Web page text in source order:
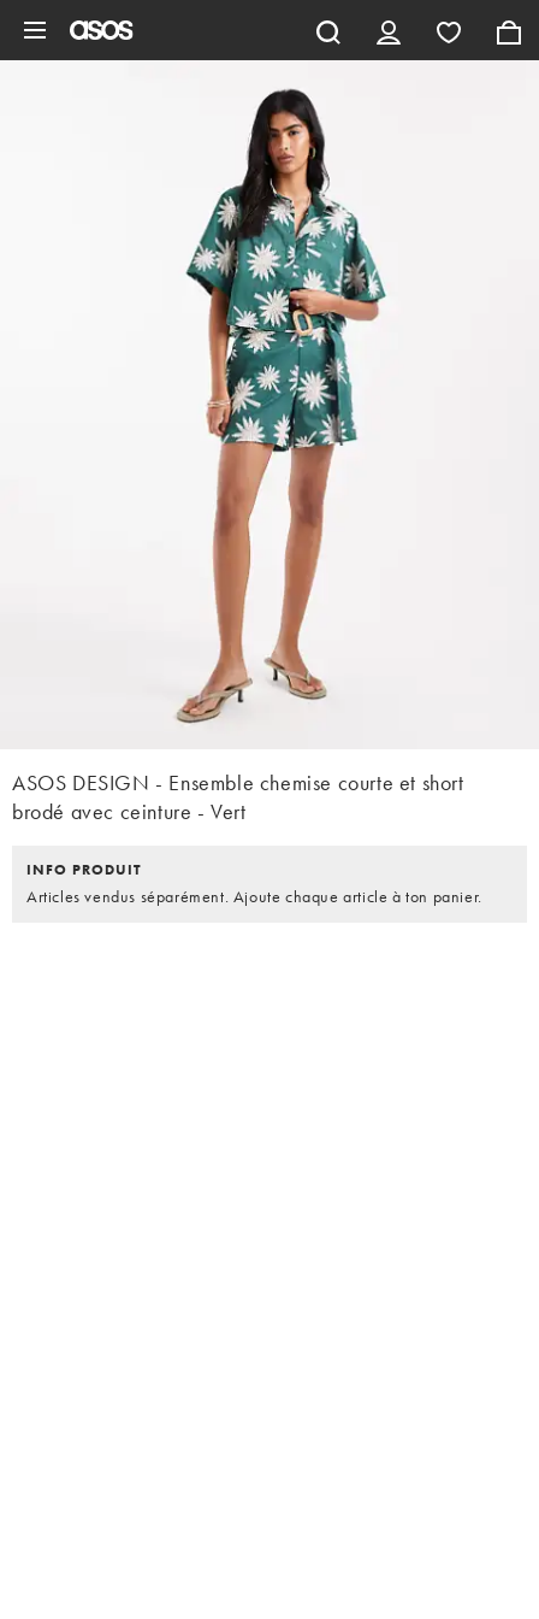
ASOS DESIGN - Ensemble chemise courte et short
brodé avec ceinture - Vert
INFO PRODUIT
Articles vendus séparément. Ajoute chaque article à ton panier.